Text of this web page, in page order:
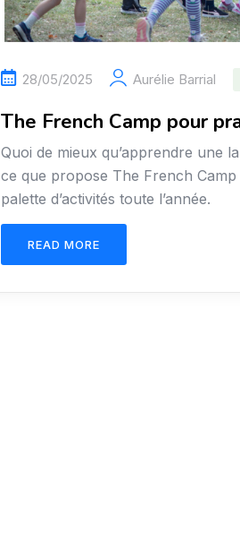
28/05/2025 Aurélie Barrial
The French Camp pour
Quoi de mieux qu’apprendre une
ce que propose The French
palette d’activités toute l’année.
READ MORE